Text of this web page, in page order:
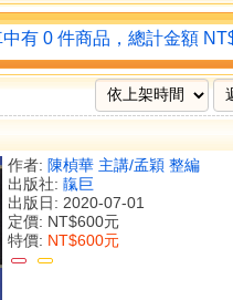
有 0 件商品，總計金額
作者: 陳楨華 主講/孟穎 整編
出版社: 靝巨
出版日: 2020-07-01
定價: NT$600元
特價: NT$600元